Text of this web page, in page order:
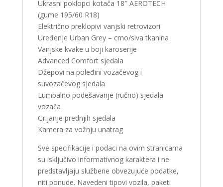
Ukrasni poklopci kotača 18″ AEROTECH
(gume 195/60 R18)
Električno preklopivi vanjski retrovizori
Uređenje Urban Grey – crno/siva tkanina
Vanjske kvake u boji karoserije
Advanced Comfort sjedala
Džepovi na poleđini vozačevog i
suvozačevog sjedala
Lumbalno podešavanje (ručno) sjedala
vozača
Grijanje prednjih sjedala
Kamera za vožnju unatrag
Sve specifikacije i podaci na ovim stranicama
su isključivo informativnog karaktera i ne
predstavljaju službene obvezujuće podatke,
niti ponude. Navedeni tipovi vozila, paketi